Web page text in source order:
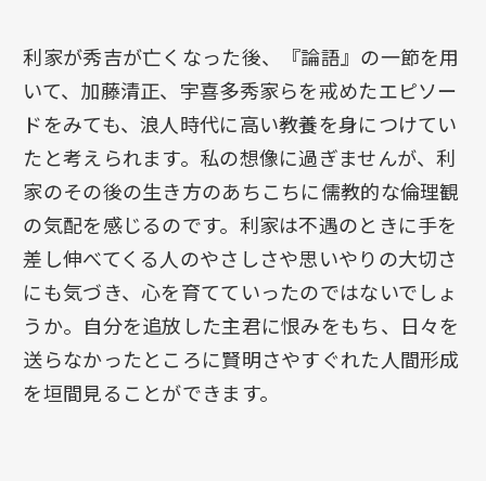
利家が秀吉が亡くなった後、『論語』の一節を用
いて、加藤清正、宇喜多秀家らを戒めたエピソー
ドをみても、浪人時代に高い教養を身につけてい
たと考えられます。私の想像に過ぎませんが、利
家のその後の生き方のあちこちに儒教的な倫理観
の気配を感じるのです。利家は不遇のときに手を
差し伸べてくる人のやさしさや思いやりの大切さ
にも気づき、心を育てていったのではないでしょ
うか。自分を追放した主君に恨みをもち、日々を
送らなかったところに賢明さやすぐれた人間形成
を垣間見ることができます。